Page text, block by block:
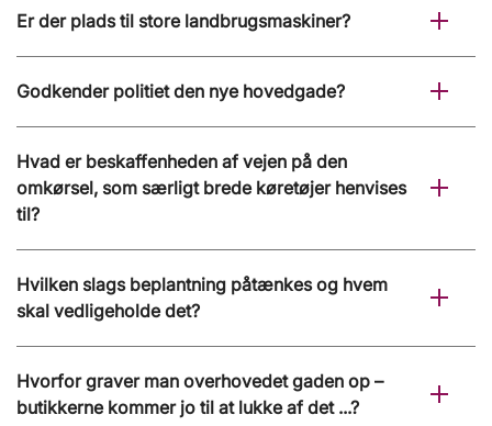
Er der plads til store landbrugsmaskiner?
Godkender politiet den nye hovedgade?
Hvad er beskaffenheden af vejen på den
omkørsel, som særligt brede køretøjer henvises
til?
Hvilken slags beplantning påtænkes og hvem
skal vedligeholde det?
Hvorfor graver man overhovedet gaden op –
butikkerne kommer jo til at lukke af det ...?